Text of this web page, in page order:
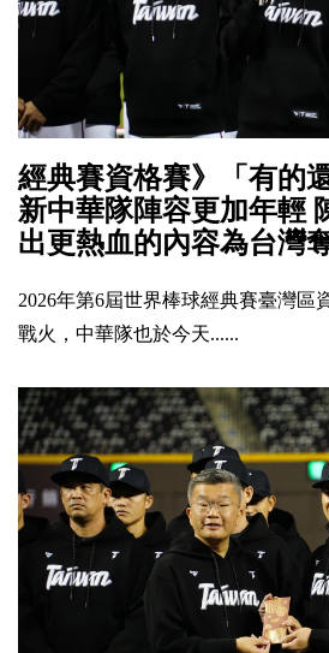
經典賽資格賽》「有的
新中華隊陣容更加年輕
出更熱血的內容為台灣
2026年第6屆世界棒球經典賽臺灣區
戰火，中華隊也於今天......